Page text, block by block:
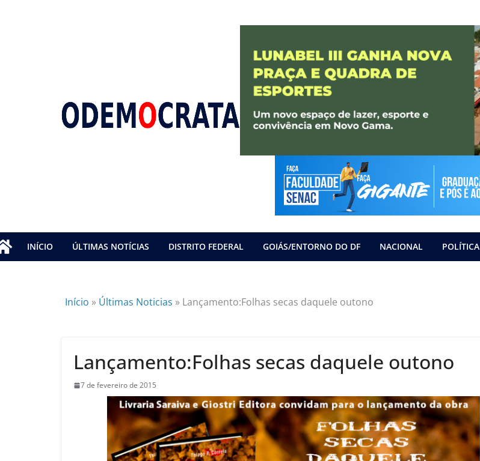
INÍCIO ÚLTIMAS NOTÍCIAS DISTRITO FEDERAL GOIÁS/ENTORNO DO DF NACIONAL POLÍTICA
Início » Últimas Noticias » Lançamento:Folhas secas daquele outono
Lançamento:Folhas secas daquele outono
7 de fevereiro de 2015